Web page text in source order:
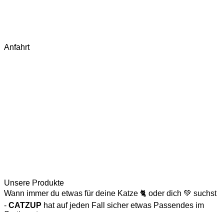
Anfahrt
Unsere Produkte
Wann immer du etwas für deine Katze 🐈 oder dich 💚 suchst
- CATZUP hat auf jeden Fall sicher etwas Passendes im